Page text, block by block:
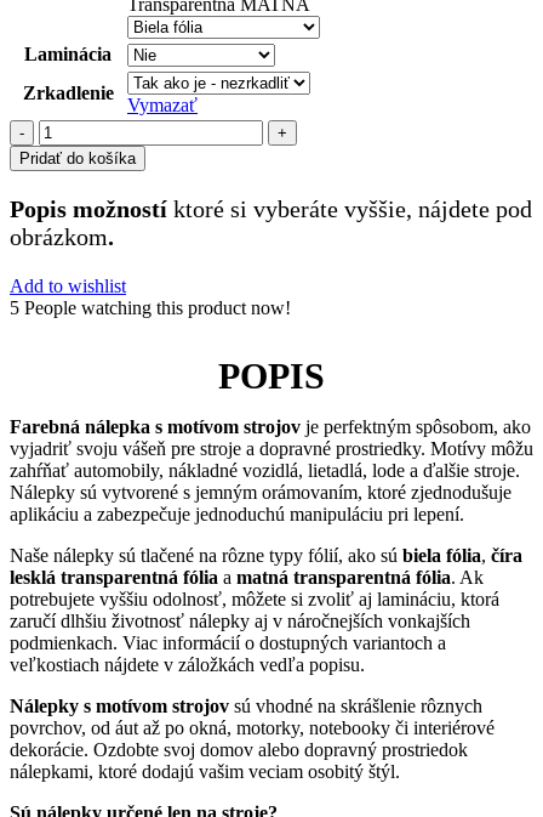
Transparentná MATNÁ
Laminácia
Zrkadlenie
Vymazať
množstvo
stroje
(31)
Pridať do košíka
Popis možností ktoré si vyberáte vyššie, nájdete pod
obrázkom.
Add to wishlist
5 People watching this product now!
POPIS
Farebná nálepka s motívom strojov je perfektným spôsobom, ako
vyjadriť svoju vášeň pre stroje a dopravné prostriedky. Motívy môžu
zahŕňať automobily, nákladné vozidlá, lietadlá, lode a ďalšie stroje.
Nálepky sú vytvorené s jemným orámovaním, ktoré zjednodušuje
aplikáciu a zabezpečuje jednoduchú manipuláciu pri lepení.
Naše nálepky sú tlačené na rôzne typy fólií, ako sú biela fólia, číra
lesklá transparentná fólia a matná transparentná fólia. Ak
potrebujete vyššiu odolnosť, môžete si zvoliť aj lamináciu, ktorá
zaručí dlhšiu životnosť nálepky aj v náročnejších vonkajších
podmienkach. Viac informácií o dostupných variantoch a
veľkostiach nájdete v záložkách vedľa popisu.
Nálepky s motívom strojov sú vhodné na skrášlenie rôznych
povrchov, od áut až po okná, motorky, notebooky či interiérové
dekorácie. Ozdobte svoj domov alebo dopravný prostriedok
nálepkami, ktoré dodajú vašim veciam osobitý štýl.